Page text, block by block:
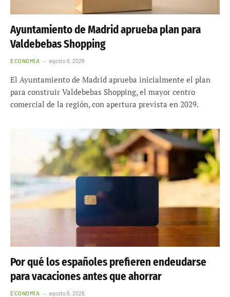
Ayuntamiento de Madrid aprueba plan para
Valdebebas Shopping
ECONOMÍA agosto 6, 2026
El Ayuntamiento de Madrid aprueba inicialmente el plan
para construir Valdebebas Shopping, el mayor centro
comercial de la región, con apertura prevista en 2029.
Por qué los españoles prefieren endeudarse
para vacaciones antes que ahorrar
ECONOMÍA agosto 6, 2026